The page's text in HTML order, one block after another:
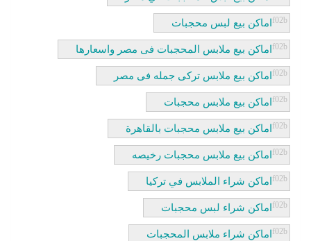
اماكن بيع لبس محجبات
اماكن بيع ملابس المحجبات فى مصر واسعارها
اماكن بيع ملابس تركى جمله فى مصر
اماكن بيع ملابس محجبات
اماكن بيع ملابس محجبات بالقاهرة
اماكن بيع ملابس محجبات رخيصه
اماكن شراء الملابس في تركيا
اماكن شراء لبس محجبات
اماكن شراء ملابس المحجبات